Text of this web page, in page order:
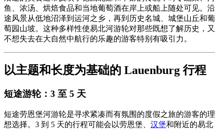
鱼、浓汤、烘焙食品和当地葡萄酒在岸上或船上随处可见。沿
途风景从低地沼泽到运河之乡，再到历史名城、城堡山丘和葡
萄园山坡。这种多样性使易北河游轮对那些既想了解历史，又
不想失去在大自然中航行的乐趣的游客特别有吸引力。
以主题和长度为基础的 Lauenburg 行程
短途游轮：3 至 5 天
短途劳恩堡河游轮是寻求紧凑而有氛围的度假之旅的游客的理
想选择。3 到 5 天的行程可能会以劳恩堡、 汉堡和附近的易北